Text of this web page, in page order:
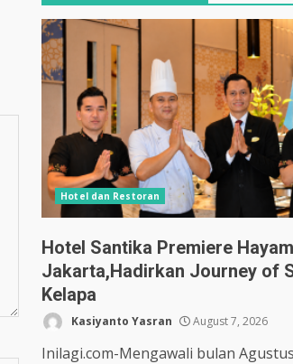
Hotel dan Restoran
Hotel Santika Premiere
Jakarta,Hadirkan Journey of
Kelapa
Kasiyanto Yasran August 7, 2026
Inilagi.com-Mengawali bulan